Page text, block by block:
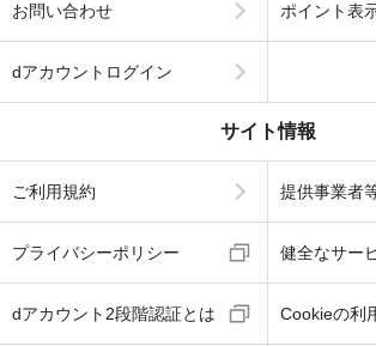
お問い合わせ ポイント表
dアカウントログイン
サイト情報
ご利用規約 提供事業者
プライバシーポリシー 健全なサー
dアカウント2段階認証とは Cookieの利